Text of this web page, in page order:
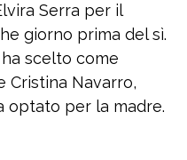
Serra per il
giorno prima del sì.
scelto come
Cristina Navarro,
optato per la madre.